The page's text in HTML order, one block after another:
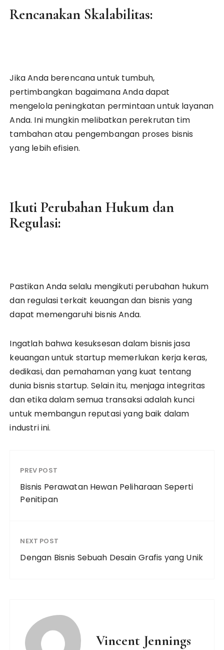
Rencanakan Skalabilitas:
Jika Anda berencana untuk tumbuh,
pertimbangkan bagaimana Anda dapat
mengelola peningkatan permintaan untuk layanan
Anda. Ini mungkin melibatkan perekrutan tim
tambahan atau pengembangan proses bisnis
yang lebih efisien.
Ikuti Perubahan Hukum dan
Regulasi:
Pastikan Anda selalu mengikuti perubahan hukum
dan regulasi terkait keuangan dan bisnis yang
dapat memengaruhi bisnis Anda.
Ingatlah bahwa kesuksesan dalam bisnis jasa
keuangan untuk startup memerlukan kerja keras,
dedikasi, dan pemahaman yang kuat tentang
dunia bisnis startup. Selain itu, menjaga integritas
dan etika dalam semua transaksi adalah kunci
untuk membangun reputasi yang baik dalam
industri ini.
PREV POST
Bisnis Perawatan Hewan Peliharaan Seperti
Penitipan
NEXT POST
Dengan Bisnis Sebuah Desain Grafis yang Unik
Vincent Jennings